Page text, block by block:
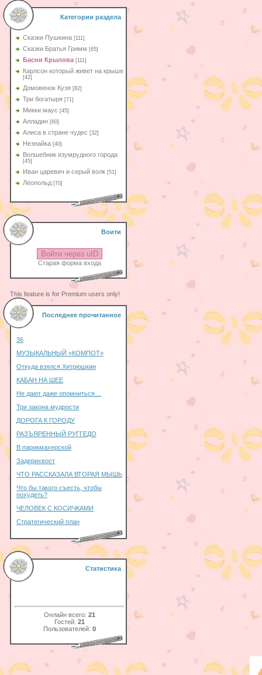
Категории раздела
Сказки Пушкина [111]
Сказки Братья Гримм [65]
Басни Крылова [111]
Карлсон который живет на крыше
[42]
Домовенок Кузя [82]
Три богатыря [71]
Микки маус [45]
Алладин [60]
Aлиса в стране чудес [32]
Незнайка [40]
Волшебник изумрудного города
[45]
Иван царевич и серый волк [51]
Леопольд [70]
Воити
Войти через uID
Старая форма входа
This feature is for Premium users only!
Последнее прочитанное
36
МУЗЫКАЛЬНЫЙ «КОМПОТ»
Откуда взялся Хитрюшкин
КАБАН НА ШЕЕ
Не дают даже опомниться…
Три закона мудрости
ДОРОГА К ГОРОДУ
РАЗЪЯРЕННЫЙ РУГГЕДО
В парикмахерской
Задерихвост
ЧТО РАССКАЗАЛА ВТОРАЯ МЫШЬ
Что бы такого съесть, чтобы
похудеть?
ЧЕЛОВЕК С КОСИЧКАМИ
Стратегический план
Статистика
Онлайн всего: 21
Гостей: 21
Пользователей: 0